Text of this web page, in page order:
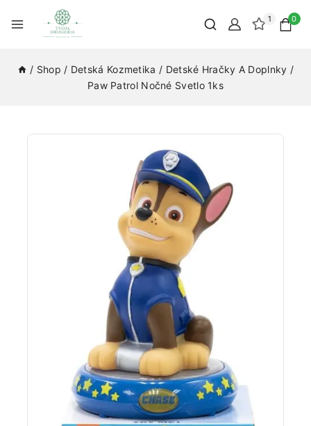
1 0
/ Shop / Detská Kozmetika / Detské Hračky A Doplnky /
Paw Patrol Nočné Svetlo 1ks